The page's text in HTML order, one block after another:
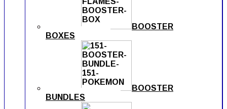
BOOSTER
BOXES
BOOSTER
BUNDLES